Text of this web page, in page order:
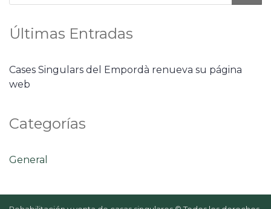
Últimas Entradas
Cases Singulars del Empordà renueva su página
web
Categorías
General